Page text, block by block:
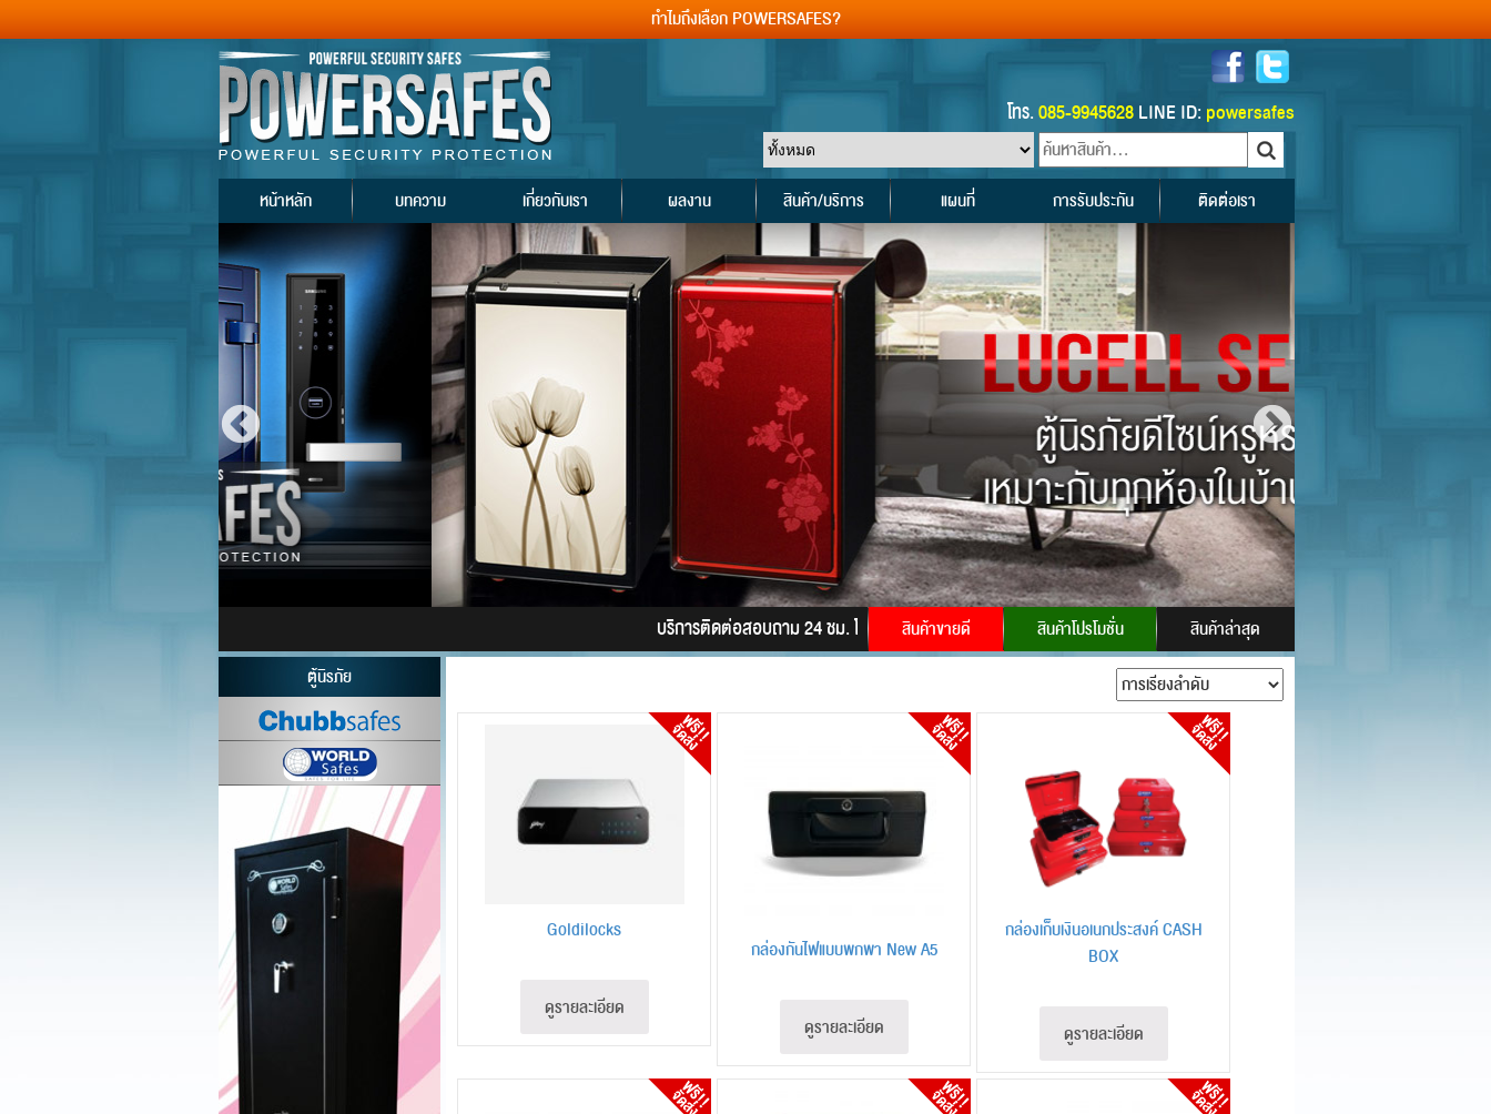
ทำไมถึงเลือก POWERSAFES?
โทร.085-9945628LINE ID: powersafes
หน้าหลัก บทความ เกี่ยวกับเรา ผลงาน สินค้า/บริการ แผนที่ การรับประกัน ติดต่อเรา
บริการติดต่อสอบถาม 24 ชม. โทร. 085-9945628LINE ID: powersafes
สินค้าขายดี สินค้าโปรโมชั่น
สินค้าล่าสุด
ตู้นิรภัย
Goldilocks
ดูรายละเอียด
กล่องกันไฟแบบพกพา New A5
ดูรายละเอียด
กล่องเก็บเงินอเนกประสงค์ CASH
BOX
ดูรายละเอียด